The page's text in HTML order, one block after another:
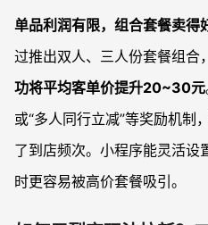
单品利润有限，组合套餐卖得
过推出双人、三人份套餐组合
功将平均客单价提升20~30元
或“多人同行立减”等奖励机制
了到店频次。小程序能灵活设
时更容易被高价套餐吸引。